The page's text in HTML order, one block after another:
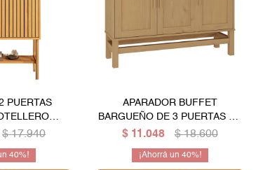
PUERTAS
MADERA
$ 17.940
40
APARADOR BUFFET
BARGUEÑO DE 3 PUERTAS EN
MADERA MACIZA
$ 11.048 $ 18.600
40